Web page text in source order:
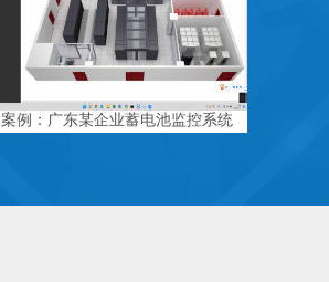
案例：广东某企业蓄电池监控系统